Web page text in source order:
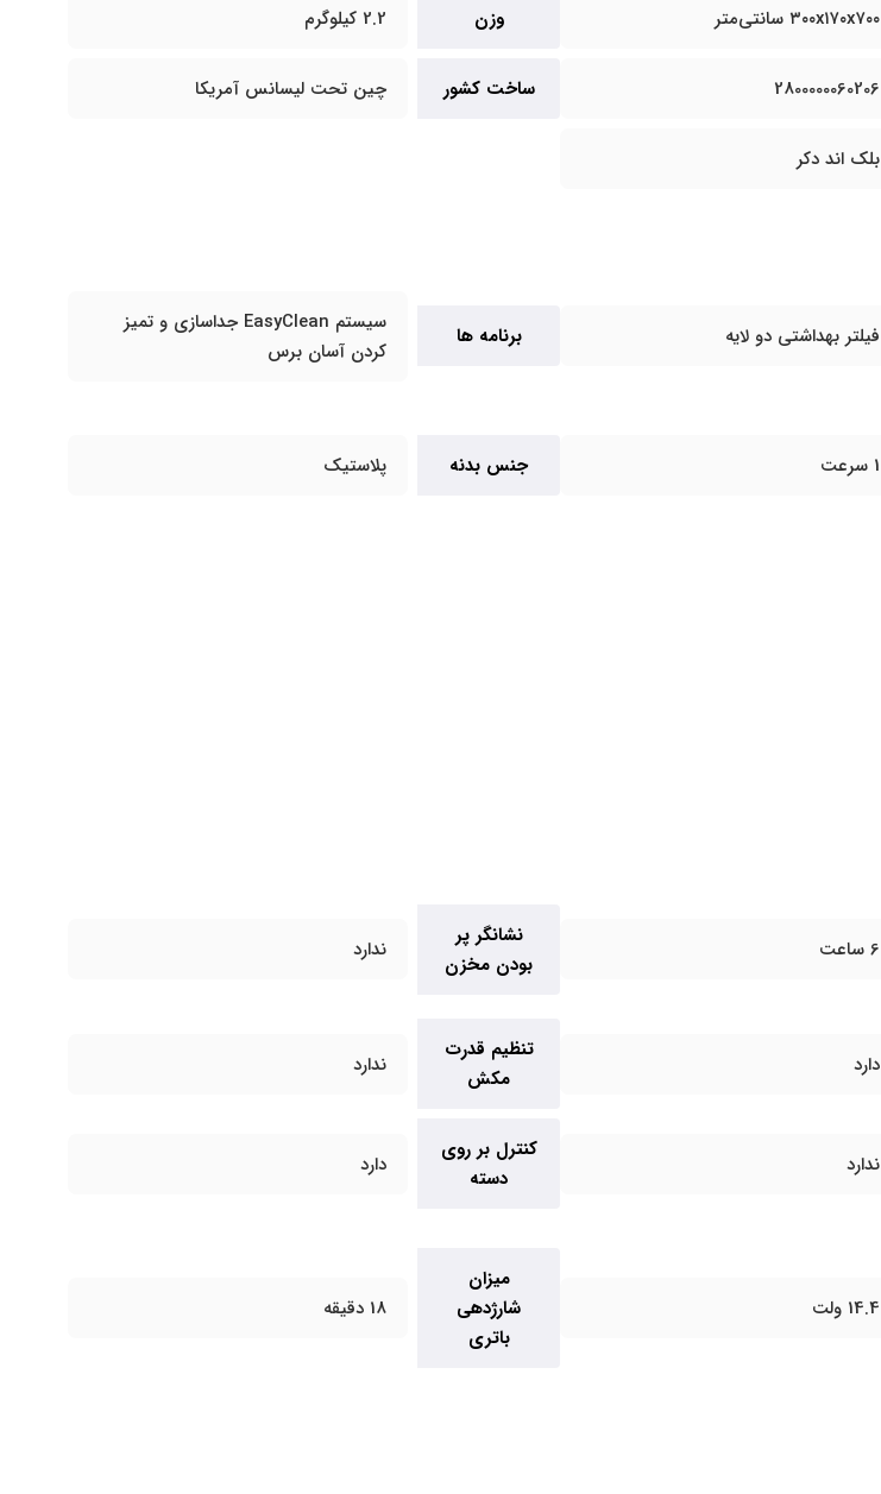
۳۰۰x۱۷۰x۷۰۰ سانتی‌متر وزن 2.2 کیلوگرم
2800000060206 ساخت کشور چین تحت لیسانس آمریکا
بلک اند دکر
فیلتر بهداشتی دو لایه برنامه ها
سیستم EasyClean جداسازی و تمیز
کردن آسان برس
1 سرعت جنس بدنه پلاستیک
6 ساعت
نشانگر پر
بودن مخزن
ندارد
دارد
تنظیم قدرت
مکش
ندارد
ندارد
کنترل بر روی
دسته
دارد
14.4 ولت
میزان
شارژدهی
باتری
18 دقیقه